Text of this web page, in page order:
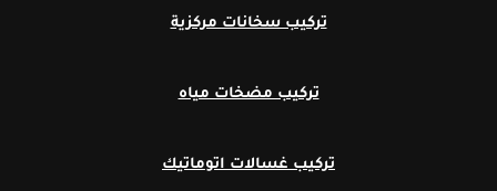
تركيب سخانات مركزية
تركيب مضخات مياه
تركيب غسالات اتوماتيك